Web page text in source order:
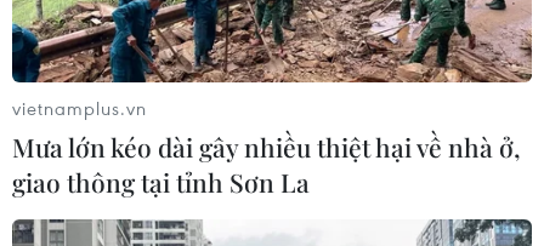
Bạc Liêu-Cà Mau giai đoạn 2026-
2030
06/08/2026 12:24
Tuyên Quang khẩn trương khắc
phục sạt lở trên các tuyến giao thông
06/08/2026 11:54
vietnamplus.vn
Mưa lớn kéo dài gây nhiều thiệt hại về nhà ở,
giao thông tại tỉnh Sơn La